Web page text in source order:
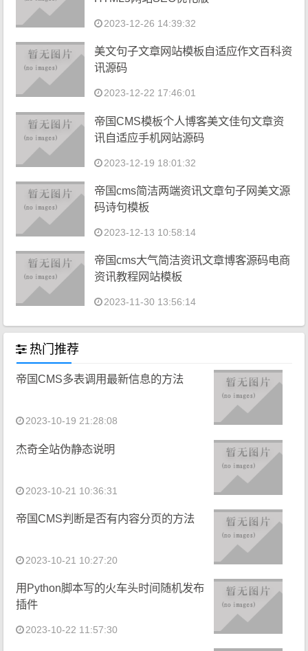
2023-12-26 14:39:32
美文句子文章网站模板自适应作文百科资
讯源码
2023-12-22 17:46:01
帝国CMS模板个人博客美文佳句文章资
讯自适应手机网站源码
2023-12-19 18:01:32
帝国cms简洁两端资讯文章句子网美文源
码诗句模板
2023-12-13 10:58:14
帝国cms大气简洁资讯文章博客源码电商
资讯教程网站模板
2023-11-30 13:56:14
热门推荐
帝国CMS多表调用最新信息的方法
2023-10-19 21:28:08
杰奇全站伪静态说明
2023-10-21 10:36:31
帝国CMS判断是否有内容分页的方法
2023-10-21 10:27:20
用Python脚本写的火车头时间随机发布
插件
2023-10-22 11:57:30